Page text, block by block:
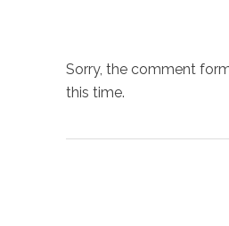
Sorry, the comment
this time.